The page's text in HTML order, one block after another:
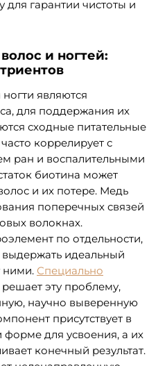
для гарантии чистоты и
и ногтей:
являются
для поддержания их
сходные питательные
коррелирует с
ран и воспалительными
биотина может
и их потере. Медь
поперечных связей
волокнах.
по отдельности,
идеальный
ними. Специально
решает эту проблему,
научно выверенную
присутствует в
для усвоения, а их
конечный результат.